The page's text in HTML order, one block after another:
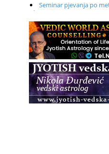
Seminar pjevanja po
glasa“
20.08.
Online
Radionica: Pomagači iz
otvoreno za sve
21.08.
Zagreb+Online
Osnovni ThetaHealing®
22.08.
Pula